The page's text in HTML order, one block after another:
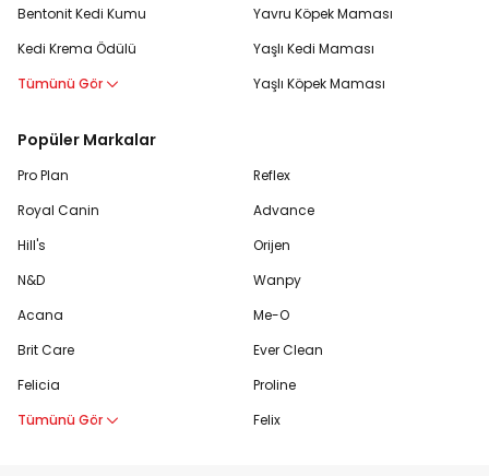
Bentonit Kedi Kumu
Kedi Krema Ödülü
Tümünü Gör
Yavru Köpek Maması
Yaşlı Kedi Maması
Yaşlı Köpek Maması
Popüler Markalar
Pro Plan
Royal Canin
Hill's
N&D
Acana
Brit Care
Felicia
Tümünü Gör
Reflex
Advance
Orijen
Wanpy
Me-O
Ever Clean
Proline
Felix